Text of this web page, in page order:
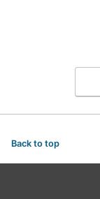
Back to top